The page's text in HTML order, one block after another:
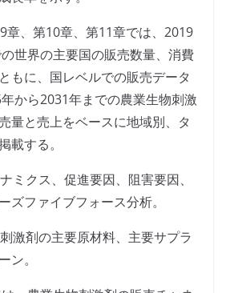
章、第10章、第11章では、2019
世界の主要国の販売数量、消費
もに、国レベルでの販売データ
から2031年までの農業生物刺激
量と売上をベースに地域別、タ
載する。
ミクス、促進要因、阻害要因、
ズファイブフォース分析。
激剤の主要原材料、主要サプラ
ン。